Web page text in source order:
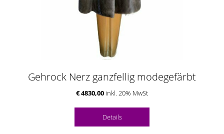
Gehrock Nerz ganzfellig modegefärbt
€ 4830,00 inkl. 20% MwSt
Details